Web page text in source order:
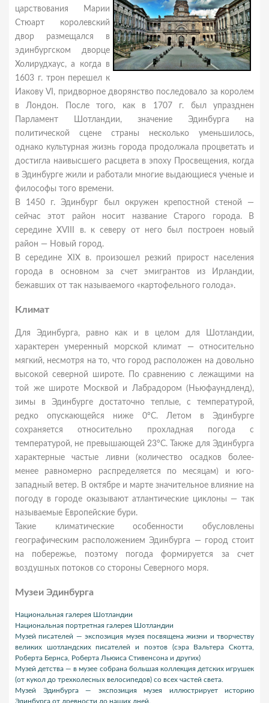
царствования Марии
Стюарт королевский
двор размещался в
эдинбургском дворце
Холирудхаус, а когда в
1603 г. трон перешел к
Иакову VI, придворное дворянство последовало за королем
в Лондон. После того, как в 1707 г. был упразднен
Парламент Шотландии, значение Эдинбурга на
политической сцене страны несколько уменьшилось,
однако культурная жизнь города продолжала процветать и
достигла наивысшего расцвета в эпоху Просвещения, когда
в Эдинбурге жили и работали многие выдающиеся ученые и
философы того времени.
В 1450 г. Эдинбург был окружен крепостной стеной —
сейчас этот район носит название Старого города. В
середине XVIII в. к северу от него был построен новый
район — Новый город.
В середине XIX в. произошел резкий прирост населения
города в основном за счет эмигрантов из Ирландии,
бежавших от так называемого «картофельного голода».
Климат
Для Эдинбурга, равно как и в целом для Шотландии,
характерен умеренный морской климат — относительно
мягкий, несмотря на то, что город расположен на довольно
высокой северной широте. По сравнению с лежащими на
той же широте Москвой и Лабрадором (Ньюфаундленд),
зимы в Эдинбурге достаточно теплые, с температурой,
редко опускающейся ниже 0°C. Летом в Эдинбурге
сохраняется относительно прохладная погода с
температурой, не превышающей 23°C. Также для Эдинбурга
характерные частые ливни (количество осадков более-
менее равномерно распределяется по месяцам) и юго-
западный ветер. В октябре и марте значительное влияние на
погоду в городе оказывают атлантические циклоны — так
называемые Европейские бури.
Такие климатические особенности обусловлены
географическим расположением Эдинбурга — город стоит
на побережье, поэтому погода формируется за счет
воздушных потоков со стороны Северного моря.
Музеи Эдинбурга
Национальная галерея Шотландии
Национальная портретная галерея Шотландии
Музей писателей — экспозиция музея посвящена жизни и творчеству
великих шотландских писателей и поэтов (сэра Вальтера Скотта,
Роберта Бернса, Роберта Льюиса Стивенсона и других)
Музей детства — в музее собрана большая коллекция детских игрушек
(от кукол до трехколесных велосипедов) со всех частей света.
Музей Эдинбурга — экспозиция музея иллюстрирует историю
Эдинбурга от древности до наших дней.